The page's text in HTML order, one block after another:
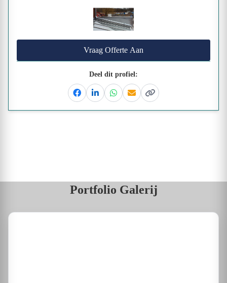
Vraag Offerte Aan
Deel dit profiel:
FacebookLinkedinWhatsapp
EmailKopieer link
Portfolio Galerij